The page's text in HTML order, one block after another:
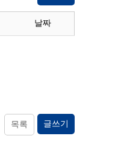
날짜
목록 글쓰기